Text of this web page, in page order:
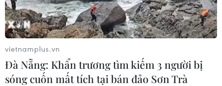
vietnamplus.vn
Đà Nẵng: Khẩn trương tìm kiếm 3 người bị
sóng cuốn mất tích tại bán đảo Sơn Trà